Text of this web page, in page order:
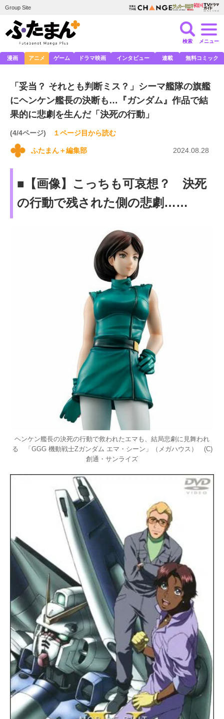
Group Site
検索 メニュー
漫画 アニメ ゲーム ドラマ映画 インタビュー 連載 無料コミック
「妥当？ それとも判断ミス？」シーマ艦隊の旗艦
にヘンケン艦長の決断も…『ガンダム』作品で結
果的に悲劇を生んだ「決死の行動」
(4/4ページ) １ページ目から読む
ふたまん＋編集部 2024.08.28
■【画像】こっちも可哀想？ 決死
の行動で残された側の悲劇……
ヘンケン艦長の決死の行動で救われたエマも、結局悲劇に見舞われ
る 「GGG 機動戦士Zガンダム エマ・シーン」（メガハウス） (C)
創通・サンライズ